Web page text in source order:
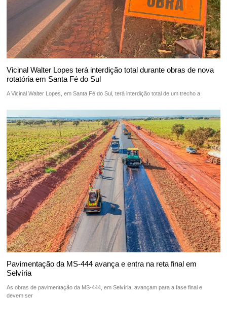
Vicinal Walter Lopes terá interdição total durante obras de nova
rotatória em Santa Fé do Sul
A Vicinal Walter Lopes, em Santa Fé do Sul, terá interdição total de um trecho a
Pavimentação da MS-444 avança e entra na reta final em
Selvíria
As obras de pavimentação da MS-444, em Selvíria, avançam para a fase final e
devem ser